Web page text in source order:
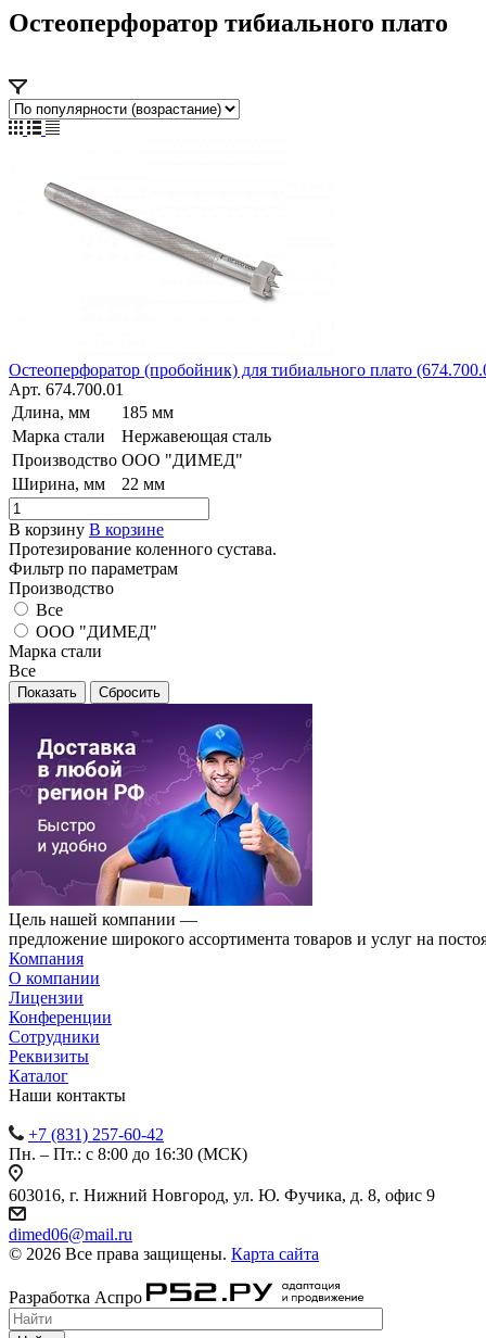
Остеоперфоратор тибиального плато
Остеоперфоратор (пробойник) для тибиального плато
Арт. 674.700.01
Длина, мм
185 мм
Марка стали
Нержавеющая сталь
Производство ООО "ДИМЕД"
Ширина, мм
22 мм
В корзину В корзине
Протезирование коленного сустава.
Фильтр по параметрам
Производство
Все
ООО "ДИМЕД"
Марка стали
Все
Сбросить
Цель нашей компании —
предложение широкого ассортимента товаров и услуг на
Компания
О компании
Лицензии
Конференции
Сотрудники
Реквизиты
Каталог
Наши контакты
+7 (831) 257-60-42
Пн. – Пт.: с 8:00 до 16:30 (МСК)
603016, г. Нижний Новгород, ул. Ю. Фучика, д. 8, офис 9
dimed06@mail.ru
© 2026 Все права защищены. Карта сайта
Разработка Аспро